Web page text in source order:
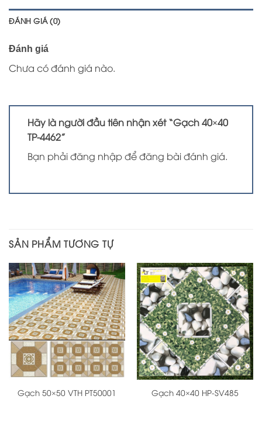
ĐÁNH GIÁ (0)
Đánh giá
Chưa có đánh giá nào.
Hãy là người đầu tiên nhận xét “Gạch 40×40
TP-4462”
Bạn phảiđăng nhậpđể đăng bài đánh giá.
SẢN PHẨM TƯƠNG TỰ
Gạch 50×50 VTH PT50001 Gạch 40×40 HP-SV485